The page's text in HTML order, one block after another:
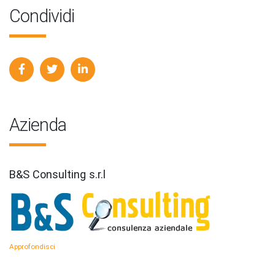
Condividi
Azienda
B&S Consulting s.r.l
Approfondisci